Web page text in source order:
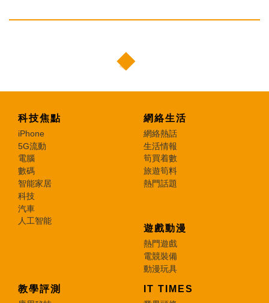
科技焦點
iPhone
5G流動
電腦
數碼
智能家居
科技
汽車
人工智能
網絡生活
網絡熱話
生活情報
筍買着數
旅遊筍料
熱門話題
遊戲動漫
熱門遊戲
電競裝備
動漫玩具
教學評測 IT TIMES